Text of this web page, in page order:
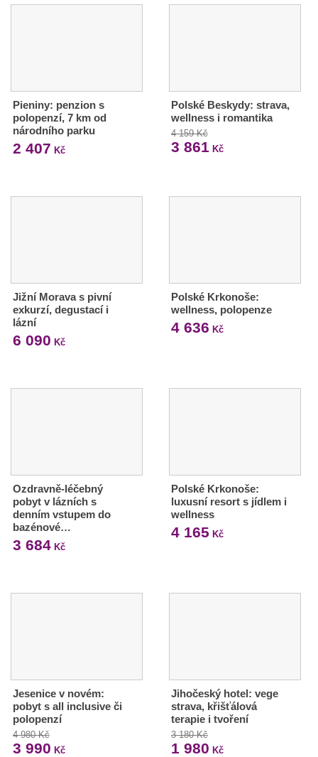
Pieniny: penzion s
polopenzí, 7 km od
národního parku
2 407 Kč
Polské Beskydy: strava,
wellness i romantika
4 159 Kč
3 861 Kč
Jižní Morava s pivní
exkurzí, degustací i
lázní
6 090 Kč
Polské Krkonoše:
wellness, polopenze
4 636 Kč
Ozdravně-léčebný
pobyt v lázních s
denním vstupem do
bazénové…
3 684 Kč
Polské Krkonoše:
luxusní resort s jídlem i
wellness
4 165 Kč
Jesenice v novém:
pobyt s all inclusive či
polopenzí
4 980 Kč
3 990 Kč
Jihočeský hotel: vege
strava, křišťálová
terapie i tvoření
3 180 Kč
1 980 Kč